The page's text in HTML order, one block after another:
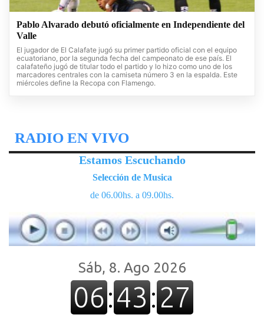
Pablo Alvarado debutó oficialmente en Independiente del
Valle
El jugador de El Calafate jugó su primer partido oficial con el equipo
ecuatoriano, por la segunda fecha del campeonato de ese país. El
calafateño jugó de titular todo el partido y lo hizo como uno de los
marcadores centrales con la camiseta número 3 en la espalda. Este
miércoles define la Recopa con Flamengo.
RADIO EN VIVO
Estamos Escuchando
Selección de Musica
de 06.00hs. a 09.00hs.